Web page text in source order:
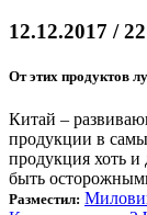
12.12.2017 /
От этих продуктов
Китай –
продукции в
продукция хоть и
быть
Разместил: